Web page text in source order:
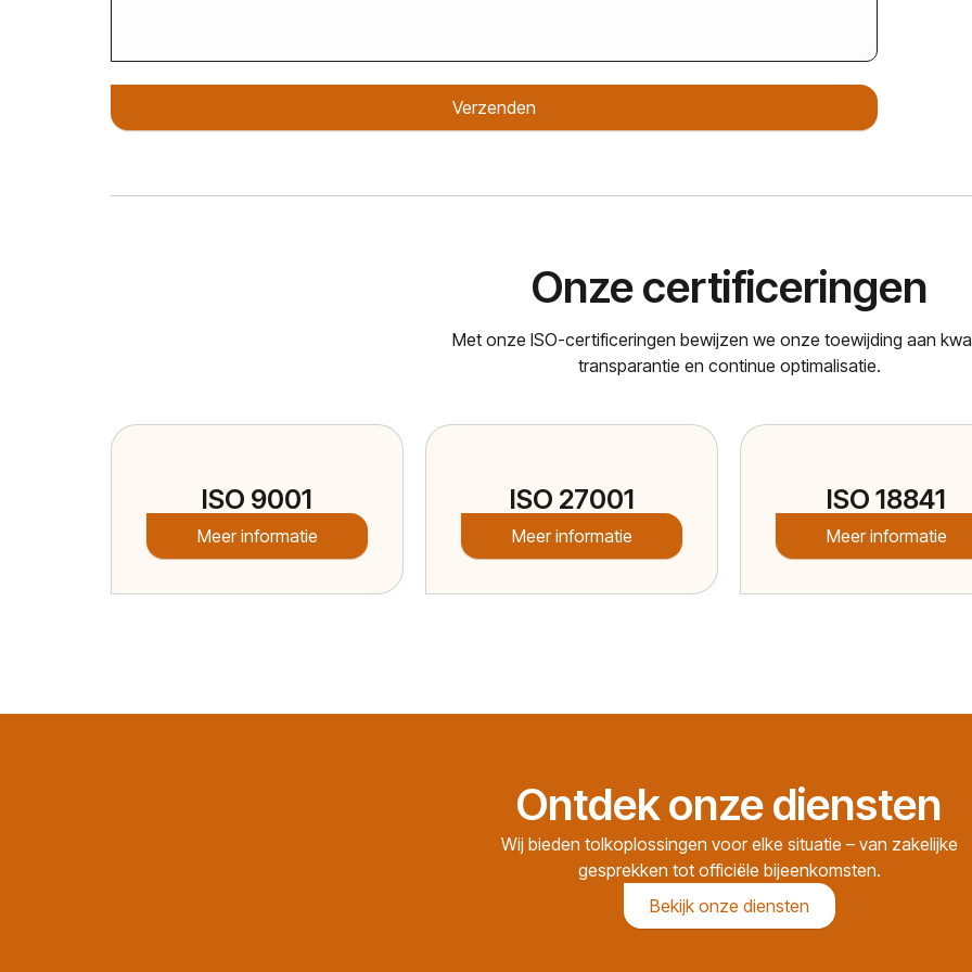
Verzenden
Onze certificeringen
Met onze ISO-certificeringen bewijzen we onze toewijding aan
transparantie en continue optimalisatie.
ISO 9001
Meer informatie
ISO 27001
Meer informatie
ISO 18841
Meer informatie
Ontdek onze diensten
Wij bieden tolkoplossingen voor elke situatie – van zakelijke
gesprekken tot officiële bijeenkomsten.
Bekijk onze diensten